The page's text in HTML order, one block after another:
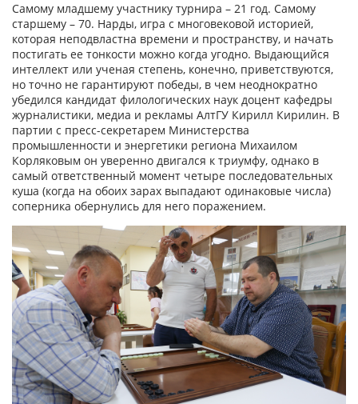
Самому младшему участнику турнира – 21 год. Самому
старшему – 70. Нарды, игра с многовековой историей,
которая неподвластна времени и пространству, и начать
постигать ее тонкости можно когда угодно. Выдающийся
интеллект или ученая степень, конечно, приветствуются,
но точно не гарантируют победы, в чем неоднократно
убедился кандидат филологических наук доцент кафедры
журналистики, медиа и рекламы АлтГУ Кирилл Кирилин. В
партии с пресс-секретарем Министерства
промышленности и энергетики региона Михаилом
Корляковым он уверенно двигался к триумфу, однако в
самый ответственный момент четыре последовательных
куша (когда на обоих зарах выпадают одинаковые числа)
соперника обернулись для него поражением.